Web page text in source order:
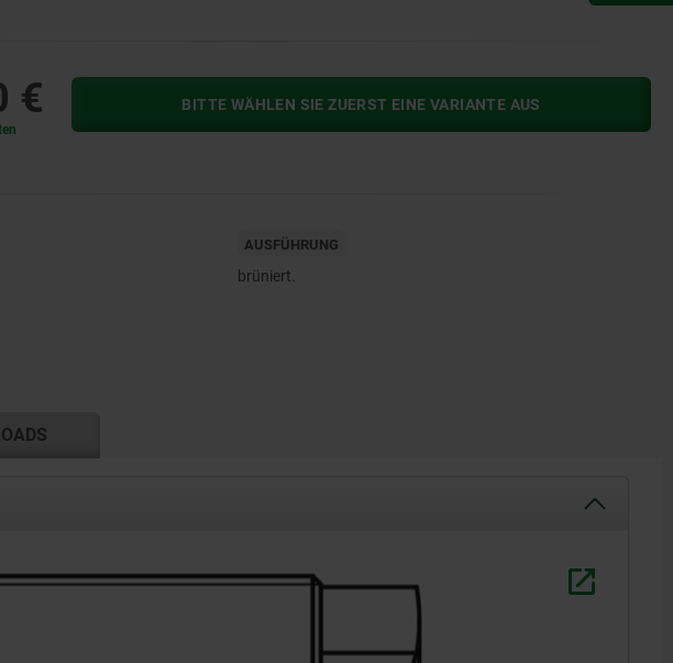
€ BITTE WÄHLEN SIE ZUERST EINE VARIANTE AUS
AUSFÜHRUNG
brüniert.